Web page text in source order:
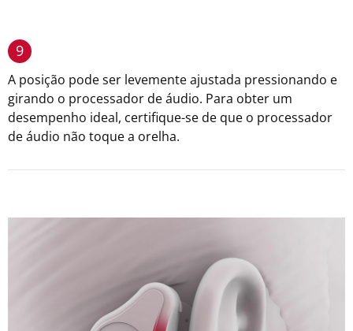
9
A posição pode ser levemente ajustada pressionando e
girando o processador de áudio. Para obter um
desempenho ideal, certifique-se de que o processador
de áudio não toque a orelha.